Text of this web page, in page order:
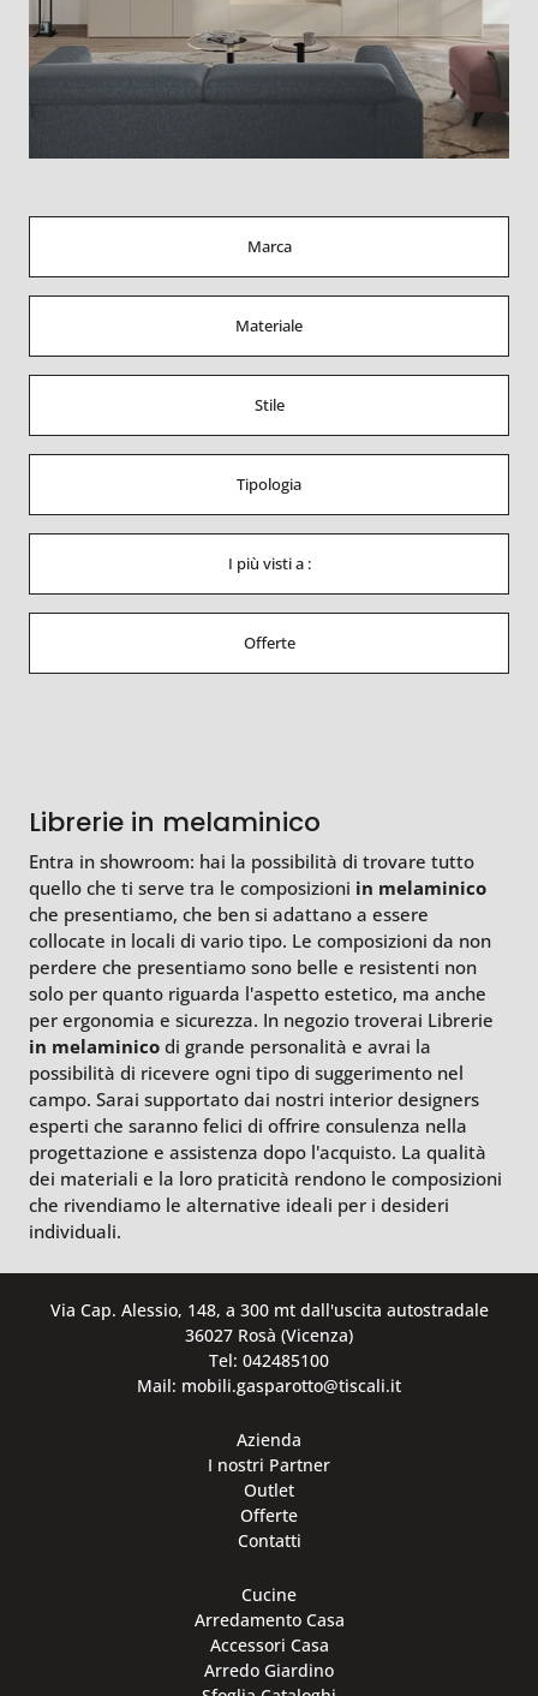
Marca
Materiale
Stile
Tipologia
I più visti a :
Offerte
Librerie in melaminico
Entra in showroom: hai la possibilità di trovare tutto
quello che ti serve tra le composizioni in melaminico
che presentiamo, che ben si adattano a essere
collocate in locali di vario tipo. Le composizioni da non
perdere che presentiamo sono belle e resistenti non
solo per quanto riguarda l'aspetto estetico, ma anche
per ergonomia e sicurezza. In negozio troverai Librerie
in melaminico di grande personalità e avrai la
possibilità di ricevere ogni tipo di suggerimento nel
campo. Sarai supportato dai nostri interior designers
esperti che saranno felici di offrire consulenza nella
progettazione e assistenza dopo l'acquisto. La qualità
dei materiali e la loro praticità rendono le composizioni
che rivendiamo le alternative ideali per i desideri
individuali.
Via Cap. Alessio, 148, a 300 mt dall'uscita autostradale
36027 Rosà (Vicenza)
Tel: 042485100
Mail: mobili.gasparotto@tiscali.it
Azienda
I nostri Partner
Outlet
Offerte
Contatti
Cucine
Arredamento Casa
Accessori Casa
Arredo Giardino